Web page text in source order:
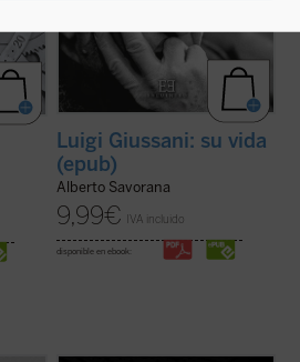
Luigi Giussani: su vida
(epub)
Alberto Savorana
9,99€ IVA incluido
disponible en ebook: